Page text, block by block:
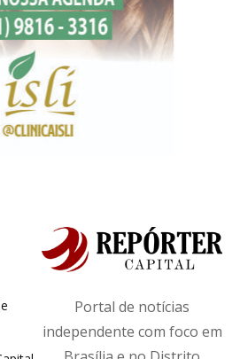
Portal de notícias
independente com foco em